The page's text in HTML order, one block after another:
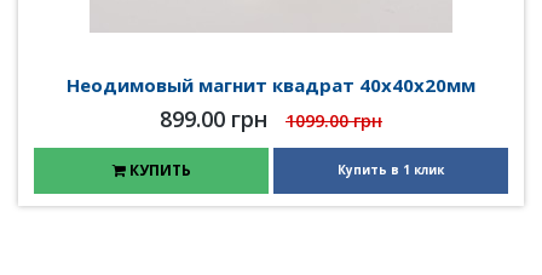
Неодимовый магнит квадрат 40х40х20мм
899.00 грн 1099.00 грн
КУПИТЬ Купить в 1 клик